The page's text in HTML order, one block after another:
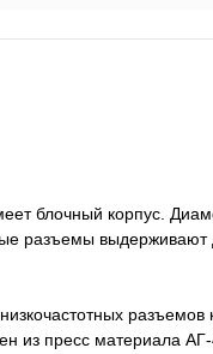
блочный корпус.
разъемы
из пресс материала